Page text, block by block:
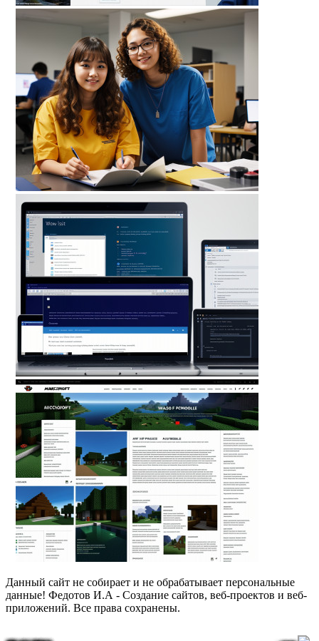
Данный сайт не собирает и не обрабатывает персональные
данные! Федотов И.А - Создание сайтов, веб-проектов и веб-
приложений. Все права сохранены.